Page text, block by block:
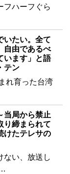
フハーフぐら
いたい。全て
自由であるべ
います」と語
テン
れ育った台湾
当局から禁止
り締まられて
けたテレサの
ない、放送し